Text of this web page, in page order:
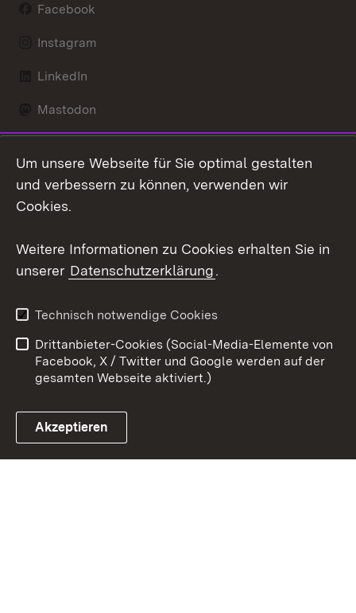
Facebook
Instagram
LinkedIn
Mastodon
X / Twitter
Youtube
Link zum Landesportal
Kontakt
Datenschutz
Barrierefreiheit
Impressum Cookies
Um unsere Webseite für Sie optimal gestalten
und verbessern zu können, verwenden wir
Cookies.
Weitere Informationen zu Cookies erhalten Sie in
unserer Datenschutzerklärung.
Technisch notwendige Cookies
Drittanbieter-Cookies (Social-Media-Elemente von
Facebook, X / Twitter und Google werden auf der
gesamten Webseite aktiviert.)
Akzeptieren